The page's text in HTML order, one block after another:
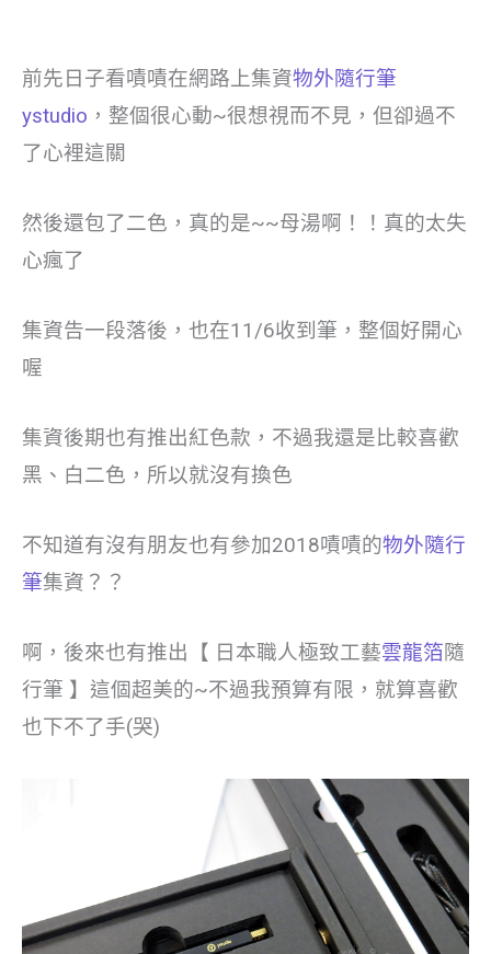
前先日子看嘖嘖在網路上集資物外隨行筆
ystudio ，整個很心動~很想視而不見，但卻過不
了心裡這關
然後還包了二色，真的是~~母湯啊！！真的太失
心瘋了
集資告一段落後，也在11/6收到筆，整個好開心
喔
集資後期也有推出紅色款，不過我還是比較喜歡
黑、白二色，所以就沒有換色
不知道有沒有朋友也有參加2018嘖嘖的物外隨行
筆集資？？
啊，後來也有推出【 日本職人極致工藝雲龍箔隨
行筆 】這個超美的~不過我預算有限，就算喜歡
也下不了手(哭)